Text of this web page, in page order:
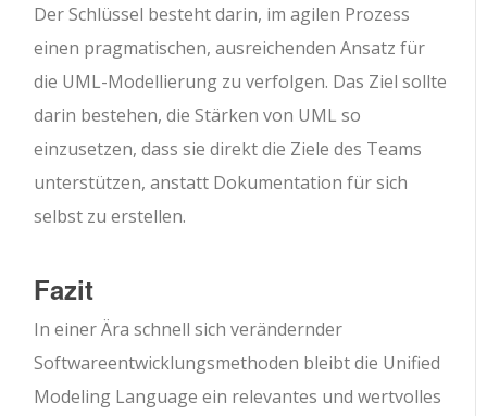
Der Schlüssel besteht darin, im agilen Prozess
einen pragmatischen, ausreichenden Ansatz für
die UML-Modellierung zu verfolgen. Das Ziel sollte
darin bestehen, die Stärken von UML so
einzusetzen, dass sie direkt die Ziele des Teams
unterstützen, anstatt Dokumentation für sich
selbst zu erstellen.
Fazit
In einer Ära schnell sich verändernder
Softwareentwicklungsmethoden bleibt die Unified
Modeling Language ein relevantes und wertvolles